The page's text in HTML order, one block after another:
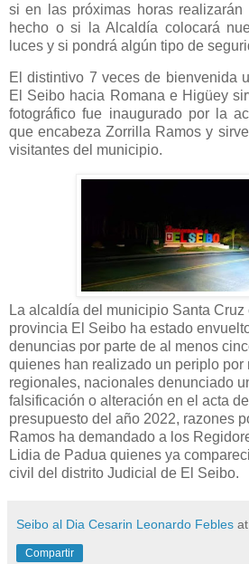
si en las próximas horas realizarán
hecho o si la Alcaldía colocará
luces y si pondrá algún tipo de
El distintivo 7 veces de bienvenida
El Seibo hacia Romana e Higüey
fotográfico fue inaugurado por la
que encabeza Zorrilla Ramos y
visitantes del municipio.
La alcaldía del municipio Santa Cruz
provincia El Seibo ha estado
denuncias por parte de al menos
quienes han realizado un periplo por
regionales, nacionales denunciado
falsificación o alteración en el acta
presupuesto del año 2022, razones
Ramos ha demandado a los
Lidia de Padua quienes ya
civil del distrito Judicial de El Seibo.
Seibo al Dia Cesarin Leonardo Febles at
Compartir